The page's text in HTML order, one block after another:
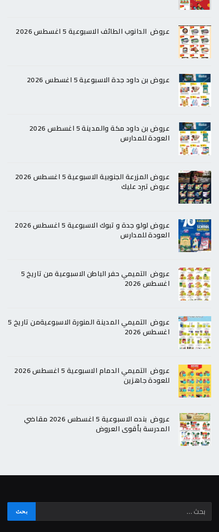
عروض الدانوب الطائف الاسبوعية 5 اغسطس 2026
عروض بن داود جدة الاسبوعية 5 اغسطس 2026
عروض بن داود مكة والمدينة 5 اغسطس 2026
العودة للمدارس
عروض المزرعة الجنوبية الاسبوعية 5 اغسطس 2026
عروض تبرد عليك
عروض لولو جدة و تبوك الاسبوعية 5 اغسطس 2026
العودة للمدارس
عروض التميمي حفر الباطن الاسبوعية من تاريخ 5
اغسطس 2026
عروض التميمي المدينة المنورة الاسبوعيةمن تاريخ 5
اغسطس 2026
عروض التميمي الدمام الاسبوعية 5 اغسطس 2026
للعودة جاهزين
عروض بنده الاسبوعية 5 اغسطس 2026 مقاضي
المدرسة بأقوى العروض